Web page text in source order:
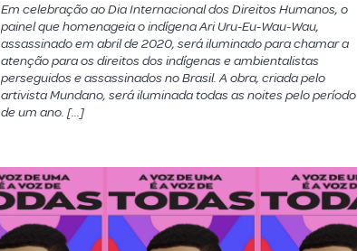
Em celebração ao Dia Internacional dos Direitos Humanos, o
painel que homenageia o indígena Ari Uru-Eu-Wau-Wau,
assassinado em abril de 2020, será iluminado para chamar a
atenção para os direitos dos indígenas e ambientalistas
perseguidos e assassinados no Brasil. A obra, criada pelo
artivista Mundano, será iluminada todas as noites pelo período
de um ano. […]